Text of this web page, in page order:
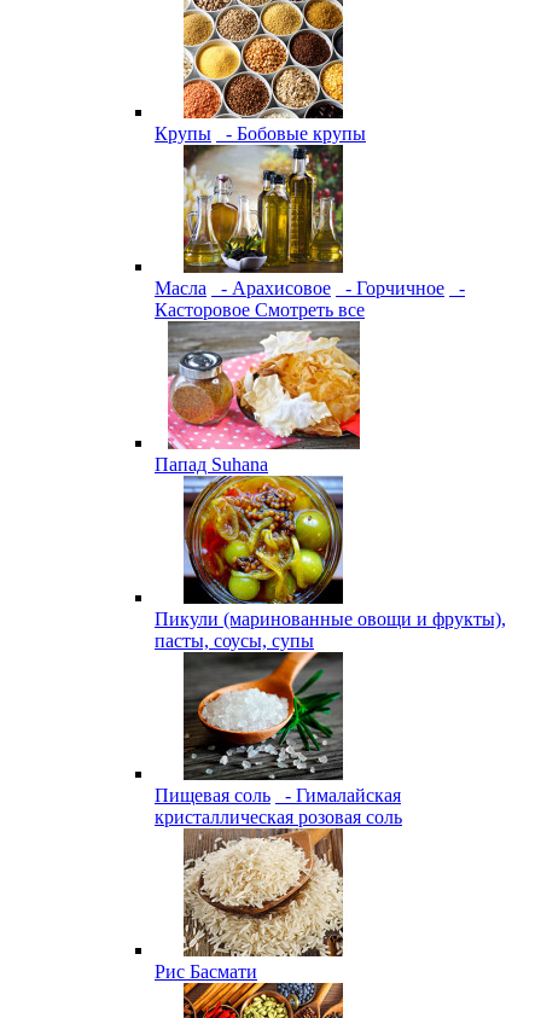
Крупы - Бобовые крупы
Масла - Арахисовое - Горчичное
-
Касторовое Смотреть все
Папад Suhana
Пикули (маринованные овощи и фрукты),
пасты, соусы, супы
Пищевая соль
- Гималайская
кристаллическая розовая соль
Рис Басмати